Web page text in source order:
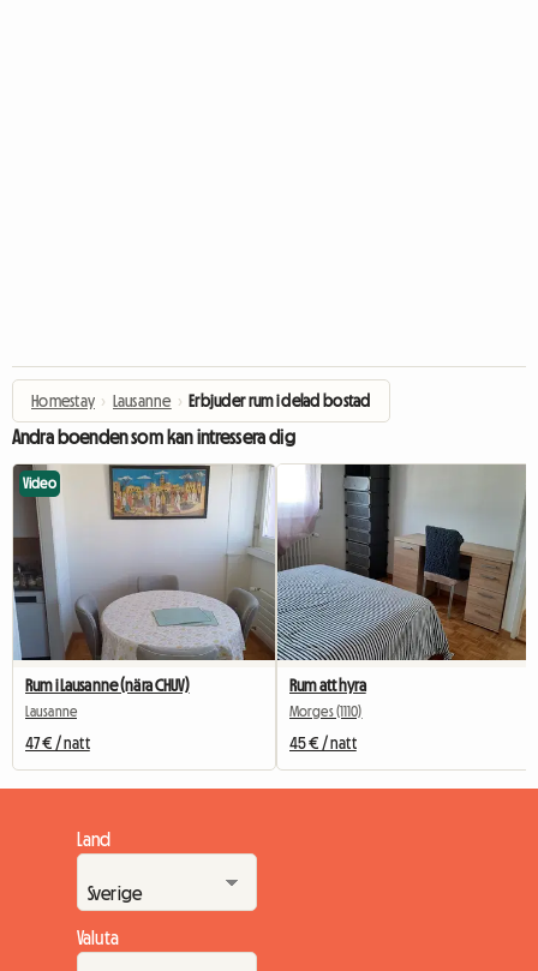
Homestay › Lausanne › Erbjuder rum i delad bostad
Andra boenden som kan intressera dig
Video
Rum i Lausanne (nära CHUV)
Lausanne
47 € / natt
Rum att hyra
Morges (1110)
45 € / natt
Land
Valuta